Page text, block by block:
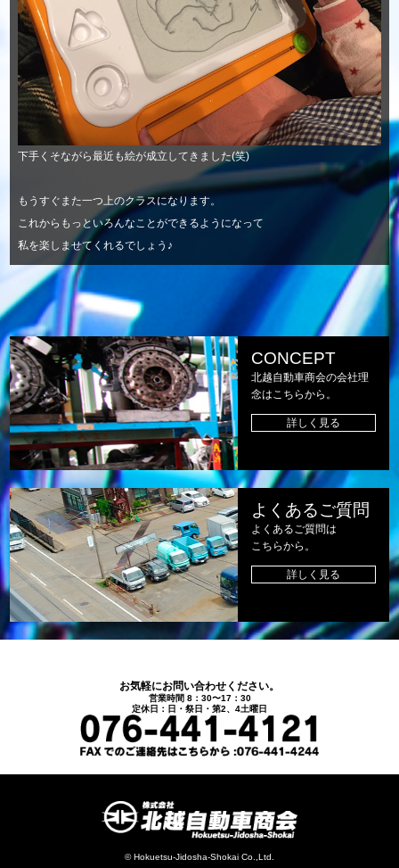
下手くそながら最近も絵が成立してきました(笑)
もうすぐまた一つ上のクラスになります。
これからもっといろんなことができるようになって
私を楽しませてくれるでしょう♪
CONCEPT
北越自動車商会の会社理
念はこちらから。
詳しく見る
よくあるご質問
よくあるご質問は
こちらから。
詳しく見る
お気軽にお問い合わせください。
営業時間 8：30〜17：30
定休日：日・祭日・第2、4土曜日
© Hokuetsu-Jidosha-Shokai Co.,Ltd.